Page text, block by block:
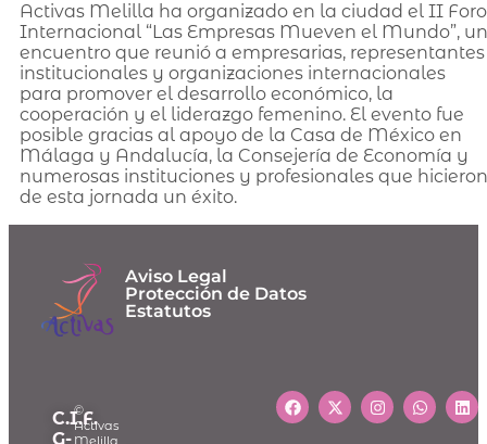
Activas Melilla ha organizado en la ciudad el II Foro
Internacional “Las Empresas Mueven el Mundo”, un
encuentro que reunió a empresarias, representantes
institucionales y organizaciones internacionales
para promover el desarrollo económico, la
cooperación y el liderazgo femenino. El evento fue
posible gracias al apoyo de la Casa de México en
Málaga y Andalucía, la Consejería de Economía y
numerosas instituciones y profesionales que hicieron
de esta jornada un éxito.
Aviso Legal
Protección de Datos
Estatutos
C.I.F.
G-
©
Activas